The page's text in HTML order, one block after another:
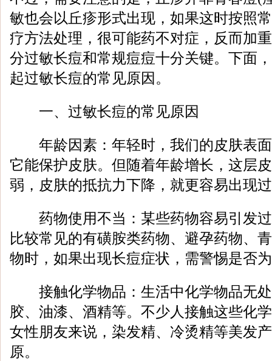
敏也会以丘疹形式出现，如果这时按照
疗方法处理，很可能药不对症，反而加
分过敏长痘和常规痘痘十分关键。下面
起过敏长痘的常见原因。
一、过敏长痘的常见原因
年龄因素：年轻时，我们的皮肤表面
它能保护皮肤。但随着年龄增长，这层
弱，皮肤的抵抗力下降，就更容易出现
药物使用不当：某些药物容易引发过
比较常见的有磺胺类药物、避孕药物、
物时，如果出现长痘症状，需警惕是否
接触化学物品：生活中化学物品无处
胶、油漆、酒精等。不少人接触这些化
女性朋友来说，染发精、冷烫精等美发
原。